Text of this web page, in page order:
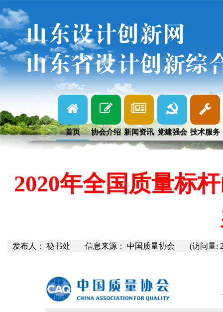
山东设计创新网
山东省设计创新综
首页 协会介绍 新闻资讯 党建强会 技术服务
2020年全国质量标
发布人： 秘书处 信息来源： 中国质量协会 (访问量: